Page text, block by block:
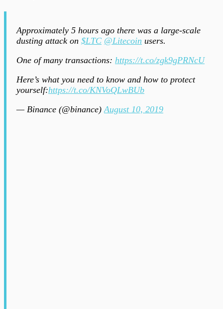
Approximately 5 hours ago there was a large-scale
dusting attack on $LTC @Litecoin users.
One of many transactions: https://t.co/zgk9gPRNcU
Here’s what you need to know and how to protect
yourself:https://t.co/KNVoQLwBUb
— Binance (@binance) August 10, 2019